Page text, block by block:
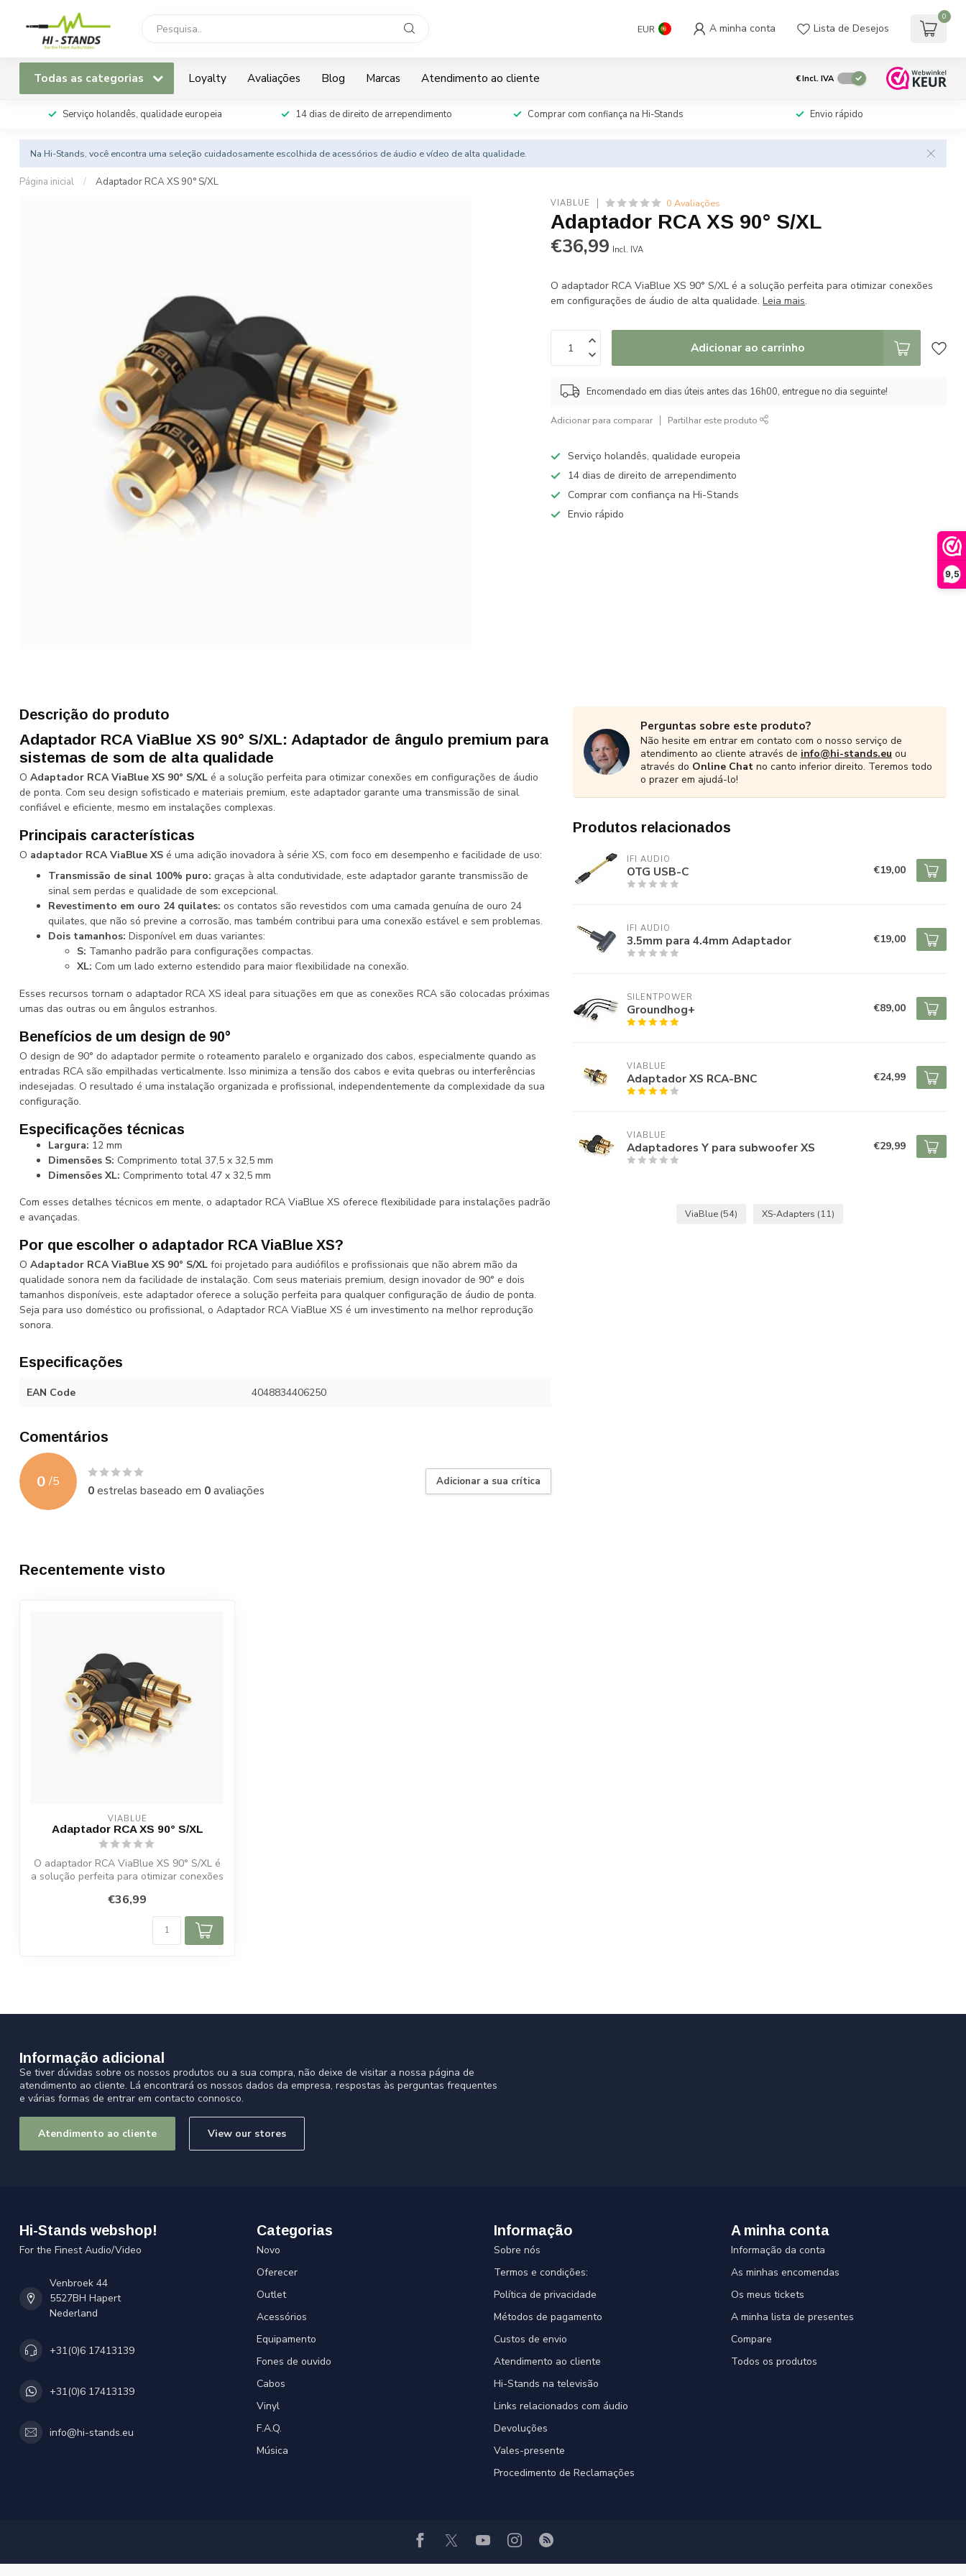
9,5
EUR A minha conta Lista de Desejos
0
Todas as categorias Loyalty Avaliações Blog Marcas Atendimento ao cliente €Incl. IVA
Serviço holandês, qualidade europeia 14 dias de direito de arrependimento Comprar com confiança na Hi-Stands Envio rápido
Na Hi-Stands, você encontra uma seleção cuidadosamente escolhida de acessórios de áudio e vídeo de alta qualidade.
Página inicial / Adaptador RCA XS 90° S/XL
VIABLUE 0 Avaliações
Adaptador RCA XS 90° S/XL
€36,99 Incl. IVA
O adaptador RCA ViaBlue XS 90° S/XL é a solução perfeita para otimizar conexões
em configurações de áudio de alta qualidade.Leia mais.
Adicionar ao carrinho
Encomendado em dias úteis antes das 16h00, entregue no dia seguinte!
Adicionar para comparar Partilhar este produto
Serviço holandês, qualidade europeia
14 dias de direito de arrependimento
Comprar com confiança na Hi-Stands
Envio rápido
Descrição do produto
Adaptador RCA ViaBlue XS 90° S/XL: Adaptador de ângulo premium para
sistemas de som de alta qualidade
O Adaptador RCA ViaBlue XS 90° S/XL é a solução perfeita para otimizar conexões em configurações de áudio
de ponta. Com seu design sofisticado e materiais premium, este adaptador garante uma transmissão de sinal
confiável e eficiente, mesmo em instalações complexas.
Principais características
O adaptador RCA ViaBlue XS é uma adição inovadora à série XS, com foco em desempenho e facilidade de uso:
Transmissão de sinal 100% puro: graças à alta condutividade, este adaptador garante transmissão de
sinal sem perdas e qualidade de som excepcional.
Revestimento em ouro 24 quilates: os contatos são revestidos com uma camada genuína de ouro 24
quilates, que não só previne a corrosão, mas também contribui para uma conexão estável e sem problemas.
Dois tamanhos: Disponível em duas variantes:
S: Tamanho padrão para configurações compactas.
XL: Com um lado externo estendido para maior flexibilidade na conexão.
Esses recursos tornam o adaptador RCA XS ideal para situações em que as conexões RCA são colocadas próximas
umas das outras ou em ângulos estranhos.
Benefícios de um design de 90°
O design de 90° do adaptador permite o roteamento paralelo e organizado dos cabos, especialmente quando as
entradas RCA são empilhadas verticalmente. Isso minimiza a tensão dos cabos e evita quebras ou interferências
indesejadas. O resultado é uma instalação organizada e profissional, independentemente da complexidade da sua
configuração.
Especificações técnicas
Largura: 12 mm
Dimensões S: Comprimento total 37,5 x 32,5 mm
Dimensões XL: Comprimento total 47 x 32,5 mm
Com esses detalhes técnicos em mente, o adaptador RCA ViaBlue XS oferece flexibilidade para instalações padrão
e avançadas.
Por que escolher o adaptador RCA ViaBlue XS?
O Adaptador RCA ViaBlue XS 90° S/XL foi projetado para audiófilos e profissionais que não abrem mão da
qualidade sonora nem da facilidade de instalação. Com seus materiais premium, design inovador de 90° e dois
tamanhos disponíveis, este adaptador oferece a solução perfeita para qualquer configuração de áudio de ponta.
Seja para uso doméstico ou profissional, o Adaptador RCA ViaBlue XS é um investimento na melhor reprodução
sonora.
Especificações
EAN Code 4048834406250
Comentários
0 /5
0estrelas baseado em 0avaliações
Adicionar a sua crítica
Perguntas sobre este produto?
Não hesite em entrar em contato com o nosso serviço de
atendimento ao cliente através de info@hi-stands.eu ou
através do Online Chat no canto inferior direito. Teremos todo
o prazer em ajudá-lo!
Produtos relacionados
IFI AUDIO
OTG USB-C €19,00
IFI AUDIO
3.5mm para 4.4mm Adaptador €19,00
SILENTPOWER
Groundhog+ €89,00
VIABLUE
Adaptador XS RCA-BNC €24,99
VIABLUE
Adaptadores Y para subwoofer XS €29,99
ViaBlue (54) XS-Adapters (11)
Recentemente visto
VIABLUE
Adaptador RCA XS 90° S/XL
O adaptador RCA ViaBlue XS 90° S/XL é
a solução perfeita para otimizar conexões
€36,99
Informação adicional
Se tiver dúvidas sobre os nossos produtos ou a sua compra, não deixe de visitar a nossa página de
atendimento ao cliente. Lá encontrará os nossos dados da empresa, respostas às perguntas frequentes
e várias formas de entrar em contacto connosco.
Atendimento ao cliente View our stores
Hi-Stands webshop!
For the Finest Audio/Video
Venbroek 44
5527BH Hapert
Nederland
+31(0)6 17413139
+31(0)6 17413139
info@hi-stands.eu
Categorias
Novo
Oferecer
Outlet
Acessórios
Equipamento
Fones de ouvido
Cabos
Vinyl
F.A.Q.
Música
Informação
Sobre nós
Termos e condições:
Política de privacidade
Métodos de pagamento
Custos de envio
Atendimento ao cliente
Hi-Stands na televisão
Links relacionados com áudio
Devoluções
Vales-presente
Procedimento de Reclamações
A minha conta
Informação da conta
As minhas encomendas
Os meus tickets
A minha lista de presentes
Compare
Todos os produtos